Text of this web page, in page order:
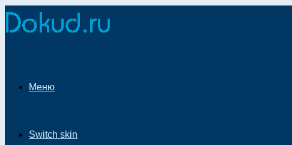
Меню
Switch skin